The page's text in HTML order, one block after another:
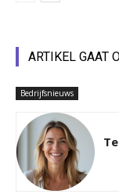
ARTIKEL GAAT
Bedrijfsnieuws